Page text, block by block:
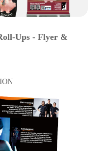
Ups - Flyer &